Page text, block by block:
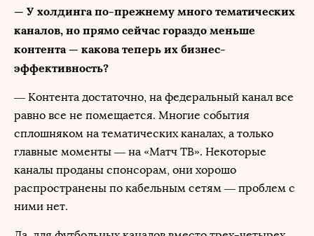
— У холдинга по-прежнему много тематических
каналов, но прямо сейчас гораздо меньше
контента — какова теперь их бизнес-
эффективность?
— Контента достаточно, на федеральный канал все
равно все не помещается. Многие события
сплошняком на тематических каналах, а только
главные моменты — на «Матч ТВ». Некоторые
каналы проданы спонсорам, они хорошо
распространены по кабельным сетям — проблем с
ними нет.